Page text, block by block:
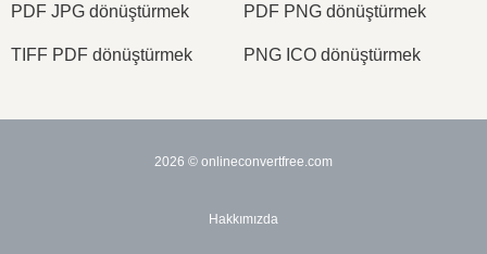
PDF JPG dönüştürmek PDF PNG dönüştürmek
TIFF PDF dönüştürmek PNG ICO dönüştürmek
2026 © onlineconvertfree.com
Hakkımızda